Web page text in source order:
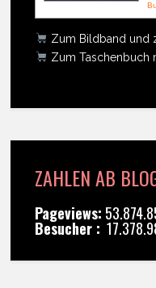
Zum Bildband und
Zum Taschenbuch
ZAHLEN AB
Pageviews:
Besucher :